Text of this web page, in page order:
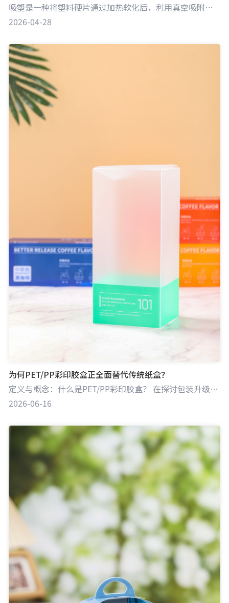
吸塑是一种将塑料硬片通过加热软化后，利用真空吸附于模具表面，冷却成型的加工工艺。吸塑常用材质丰富多样，每种材质都有其独特的性能特点，适用于不同类型产品的包装。
2026-04-28
为何PET/PP彩印胶盒正全面替代传统纸盒？
定义与概念：什么是PET/PP彩印胶盒？ 在探讨包装升级趋势之前，首先需要明确什么是“彩印胶盒”。胶盒是包装盒的一种，主要由PET（聚对苯二甲酸乙二醇酯）、PP（聚丙烯）等环保塑料材质，经过UV印刷、模切、粘盒等一系列精密工序加工而成。相较于传统的纸质包装，胶盒最显著的特征是具备极高的透明度、优异的物理防护性，且能够实现双面高透展示，为现代商品包装赋予了全新的视觉语言与功能属性。
2026-06-16